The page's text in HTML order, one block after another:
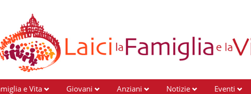
e Vita Giovani Anziani Notizie Eventi